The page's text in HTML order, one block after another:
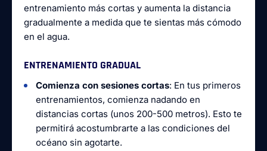
entrenamiento más cortas y aumenta la distancia
gradualmente a medida que te sientas más cómodo
en el agua.
ENTRENAMIENTO GRADUAL
Comienza con sesiones cortas: En tus primeros
entrenamientos, comienza nadando en
distancias cortas (unos 200-500 metros). Esto te
permitirá acostumbrarte a las condiciones del
océano sin agotarte.